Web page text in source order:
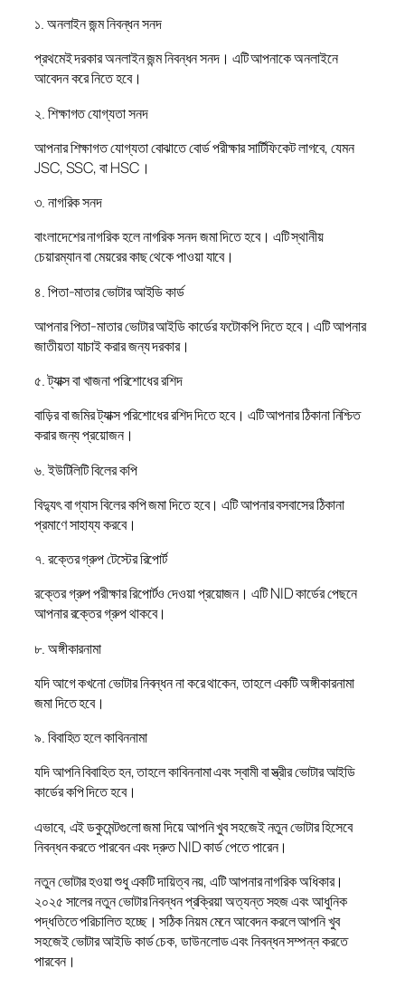
১. অনলাইন জন্ম নিবন্ধন সনদ
প্রথমেই দরকার অনলাইন জন্ম নিবন্ধন সনদ। এটি আপনাকে অনলাইনে
আবেদন করে নিতে হবে।
২. শিক্ষাগত যোগ্যতা সনদ
আপনার শিক্ষাগত যোগ্যতা বোঝাতে বোর্ড পরীক্ষার সার্টিফিকেট লাগবে, যেমন
JSC, SSC, বা HSC।
৩. নাগরিক সনদ
বাংলাদেশের নাগরিক হলে নাগরিক সনদ জমা দিতে হবে। এটি স্থানীয়
চেয়ারম্যান বা মেয়রের কাছ থেকে পাওয়া যাবে।
৪. পিতা-মাতার ভোটার আইডি কার্ড
আপনার পিতা-মাতার ভোটার আইডি কার্ডের ফটোকপি দিতে হবে। এটি আপনার
জাতীয়তা যাচাই করার জন্য দরকার।
৫. ট্যাক্স বা খাজনা পরিশোধের রশিদ
বাড়ির বা জমির ট্যাক্স পরিশোধের রশিদ দিতে হবে। এটি আপনার ঠিকানা নিশ্চিত
করার জন্য প্রয়োজন।
৬. ইউটিলিটি বিলের কপি
বিদ্যুৎ বা গ্যাস বিলের কপি জমা দিতে হবে। এটি আপনার বসবাসের ঠিকানা
প্রমাণে সাহায্য করবে।
৭. রক্তের গ্রুপ টেস্টের রিপোর্ট
রক্তের গ্রুপ পরীক্ষার রিপোর্টও দেওয়া প্রয়োজন। এটি NID কার্ডের পেছনে
আপনার রক্তের গ্রুপ থাকবে।
৮. অঙ্গীকারনামা
যদি আগে কখনো ভোটার নিবন্ধন না করে থাকেন, তাহলে একটি অঙ্গীকারনামা
জমা দিতে হবে।
৯. বিবাহিত হলে কাবিননামা
যদি আপনি বিবাহিত হন, তাহলে কাবিননামা এবং স্বামী বা স্ত্রীর ভোটার আইডি
কার্ডের কপি দিতে হবে।
এভাবে, এই ডকুমেন্টগুলো জমা দিয়ে আপনি খুব সহজেই নতুন ভোটার হিসেবে
নিবন্ধন করতে পারবেন এবং দ্রুত NID কার্ড পেতে পারেন।
নতুন ভোটার হওয়া শুধু একটি দায়িত্ব নয়, এটি আপনার নাগরিক অধিকার।
২০২৫ সালের নতুন ভোটার নিবন্ধন প্রক্রিয়া অত্যন্ত সহজ এবং আধুনিক
পদ্ধতিতে পরিচালিত হচ্ছে। সঠিক নিয়ম মেনে আবেদন করলে আপনি খুব
সহজেই ভোটার আইডি কার্ড চেক, ডাউনলোড এবং নিবন্ধন সম্পন্ন করতে
পারবেন।